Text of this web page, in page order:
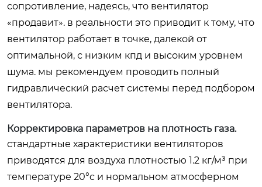
сопротивление, надеясь, что вентилятор
«продавит». в реальности это приводит к тому, что
вентилятор работает в точке, далекой от
оптимальной, с низким кпд и высоким уровнем
шума. мы рекомендуем проводить полный
гидравлический расчет системы перед подбором
вентилятора.
Корректировка параметров на плотность газа.
стандартные характеристики вентиляторов
приводятся для воздуха плотностью 1.2 кг/м³ при
температуре 20°c и нормальном атмосферном